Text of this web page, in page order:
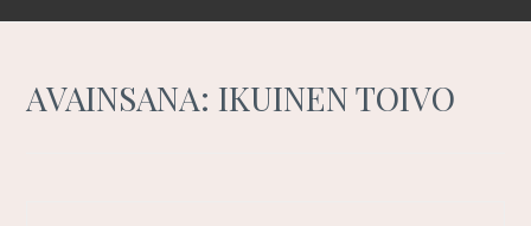
AVAINSANA:IKUINEN TOIVO